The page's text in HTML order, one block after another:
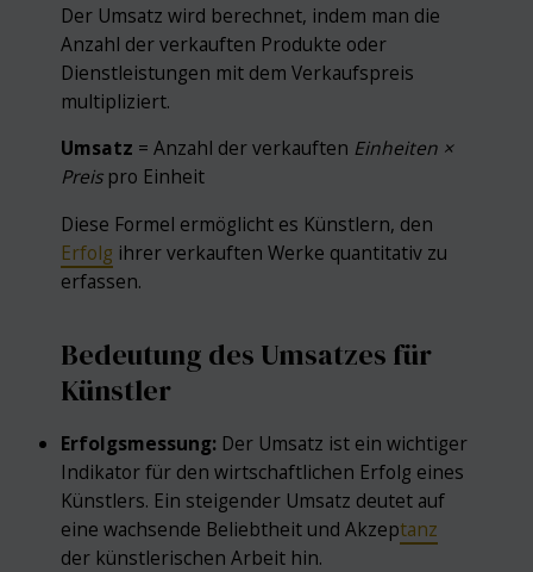
Der Umsatz wird berechnet, indem man die
Anzahl der verkauften Produkte oder
Dienstleistungen mit dem Verkaufspreis
multipliziert.
Umsatz = Anzahl der verkauften Einheiten ×
Preispro Einheit
Diese Formel ermöglicht es Künstlern, den
Erfolg ihrer verkauften Werke quantitativ zu
erfassen.
Bedeutung des Umsatzes für
Künstler
Erfolgsmessung: Der Umsatz ist ein wichtiger
Indikator für den wirtschaftlichen Erfolg eines
Künstlers. Ein steigender Umsatz deutet auf
eine wachsende Beliebtheit und Akzeptanz
der künstlerischen Arbeit hin.